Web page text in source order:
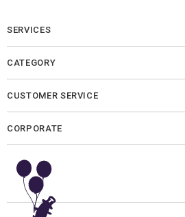
SERVICES
CATEGORY
CUSTOMER SERVICE
CORPORATE